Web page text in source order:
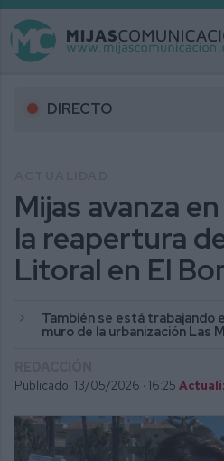
DIRECTO
Mijas avanza en
la reapertura
Litoral en El
También se está trabajando
muro de la urbanización Las
Publicado: 13/05/2026 · 16:25